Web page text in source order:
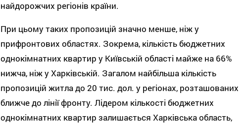
найдорожчих регіонів країни.
При цьому таких пропозицій значно менше, ніж у
прифронтових областях. Зокрема, кількість бюджетних
однокімнатних квартир у Київській області майже на 66%
нижча, ніж у Харківській. Загалом найбільша кількість
пропозицій житла до 20 тис. дол. у регіонах, розташованих
ближче до лінії фронту. Лідером кількості бюджетних
однокімнатних квартир залишається Харківська область,